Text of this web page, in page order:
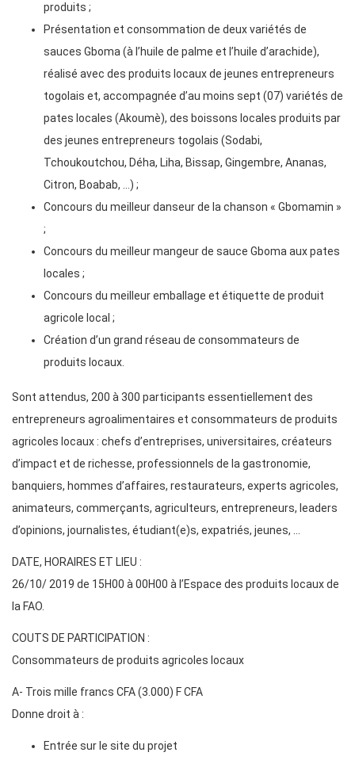
produits ;
Présentation et consommation de deux variétés de
sauces Gboma (à l’huile de palme et l’huile d’arachide),
réalisé avec des produits locaux de jeunes entrepreneurs
togolais et, accompagnée d’au moins sept (07) variétés de
pates locales (Akoumè), des boissons locales produits par
des jeunes entrepreneurs togolais (Sodabi,
Tchoukoutchou, Déha, Liha, Bissap, Gingembre, Ananas,
Citron, Boabab, …) ;
Concours du meilleur danseur de la chanson « Gbomamin »
;
Concours du meilleur mangeur de sauce Gboma aux pates
locales ;
Concours du meilleur emballage et étiquette de produit
agricole local ;
Création d’un grand réseau de consommateurs de
produits locaux.
Sont attendus, 200 à 300 participants essentiellement des
entrepreneurs agroalimentaires et consommateurs de produits
agricoles locaux : chefs d’entreprises, universitaires, créateurs
d’impact et de richesse, professionnels de la gastronomie,
banquiers, hommes d’affaires, restaurateurs, experts agricoles,
animateurs, commerçants, agriculteurs, entrepreneurs, leaders
d’opinions, journalistes, étudiant(e)s, expatriés, jeunes, …
DATE, HORAIRES ET LIEU :
26/10/ 2019 de 15H00 à 00H00 à l’Espace des produits locaux de
la FAO.
COUTS DE PARTICIPATION :
Consommateurs de produits agricoles locaux
A- Trois mille francs CFA (3.000) F CFA
Donne droit à :
Entrée sur le site du projet